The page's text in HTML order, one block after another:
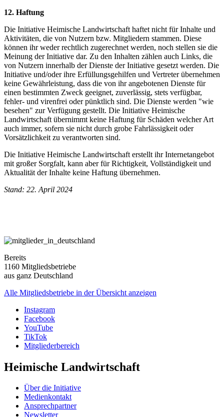
12. Haftung
Die Initiative Heimische Landwirtschaft haftet nicht für Inhalte und
Aktivitäten, die von Nutzern bzw. Mitgliedern stammen. Diese
können ihr weder rechtlich zugerechnet werden, noch stellen sie die
Meinung der Initiative dar. Zu den Inhalten zählen auch Links, die
von Nutzern innerhalb der Dienste der Initiative gesetzt werden. Die
Initiative und/oder ihre Erfüllungsgehilfen und Vertreter übernehmen
keine Gewährleistung, dass die von ihr angebotenen Dienste für
einen bestimmten Zweck geeignet, zuverlässig, stets verfügbar,
fehler- und virenfrei oder pünktlich sind. Die Dienste werden "wie
besehen" zur Verfügung gestellt. Die Initiative Heimische
Landwirtschaft übernimmt keine Haftung für Schäden welcher Art
auch immer, sofern sie nicht durch grobe Fahrlässigkeit oder
Vorsätzlichkeit zu verantworten sind.
Die Initiative Heimische Landwirtschaft erstellt ihr Internetangebot
mit großer Sorgfalt, kann aber für Richtigkeit, Vollständigkeit und
Aktualität der Inhalte keine Haftung übernehmen.
Stand: 22. April 2024
Bereits
1160 Mitgliedsbetriebe
aus ganz Deutschland
Alle Mitgliedsbetriebe in der Übersicht anzeigen
Instagram
Facebook
YouTube
TikTok
Mitgliederbereich
Heimische Landwirtschaft
Über die Initiative
Medienkontakt
Ansprechpartner
Newsletter